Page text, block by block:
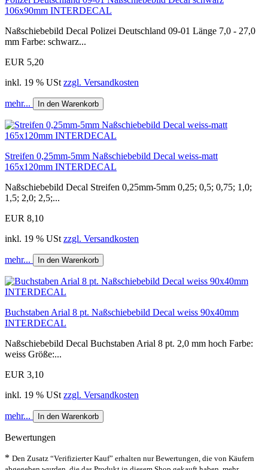
106x90mm INTERDECAL
Naßschiebebild Decal Polizei Deutschland 09-01 Länge 7,0 - 27,0
mm Farbe: schwarz...
EUR 5,20
inkl. 19 % USt zzgl. Versandkosten
mehr... In den Warenkorb
Streifen 0,25mm-5mm Naßschiebebild Decal weiss-matt
165x120mm INTERDECAL
Naßschiebebild Decal Streifen 0,25mm-5mm 0,25; 0,5; 0,75; 1,0;
1,5; 2,0; 2,5;...
EUR 8,10
inkl. 19 % USt zzgl. Versandkosten
mehr... In den Warenkorb
Buchstaben Arial 8 pt. Naßschiebebild Decal weiss 90x40mm
INTERDECAL
Naßschiebebild Decal Buchstaben Arial 8 pt. 2,0 mm hoch Farbe:
weiss Größe:...
EUR 3,10
inkl. 19 % USt zzgl. Versandkosten
mehr... In den Warenkorb
Bewertungen
* Den Zusatz “Verifizierter Kauf” erhalten nur Bewertungen, die von Käufern